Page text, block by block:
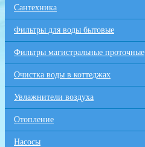
Сантехника
Фильтры для воды бытовые
Фильтры магистральные проточные
Очистка воды в коттеджах
Увлажнители воздуха
Отопление
Насосы